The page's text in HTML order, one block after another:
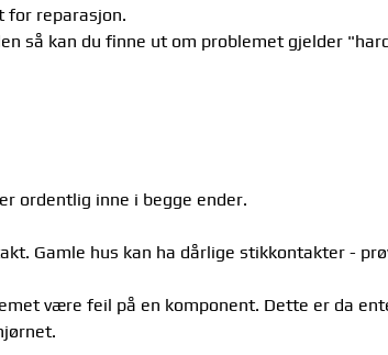
for reparasjon.
så kan du finne ut om problemet gjelder
ordentlig inne i begge ender.
Gamle hus kan ha dårlige stikkontakter -
være feil på en komponent. Dette er da